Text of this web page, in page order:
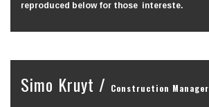
reproduced below for those intereste.
Simo Kruyt / Construction Manager